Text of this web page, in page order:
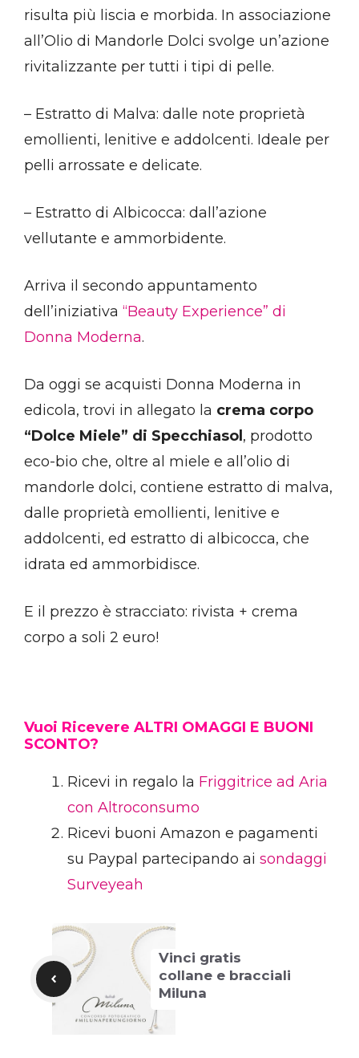
risulta più liscia e morbida. In associazione
all’Olio di Mandorle Dolci svolge un’azione
rivitalizzante per tutti i tipi di pelle.
– Estratto di Malva: dalle note proprietà
emollienti, lenitive e addolcenti. Ideale per
pelli arrossate e delicate.
– Estratto di Albicocca: dall’azione
vellutante e ammorbidente.
Arriva il secondo appuntamento
dell’iniziativa “Beauty Experience” di
Donna Moderna.
Da oggi se acquisti Donna Moderna in
edicola, trovi in allegato la crema corpo
“Dolce Miele” di Specchiasol , prodotto
eco-bio che, oltre al miele e all’olio di
mandorle dolci, contiene estratto di malva,
dalle proprietà emollienti, lenitive e
addolcenti, ed estratto di albicocca, che
idrata ed ammorbidisce.
E il prezzo è stracciato: rivista + crema
corpo a soli 2 euro!
Vuoi Ricevere ALTRI OMAGGI E BUONI
SCONTO?
Ricevi in regalo la Friggitrice ad Aria
con Altroconsumo
Ricevi buoni Amazon e pagamenti
su Paypal partecipando ai sondaggi
Surveyeah
Vinci gratis
collane e bracciali
Miluna